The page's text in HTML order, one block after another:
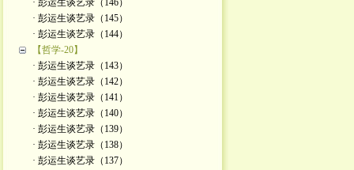
· 彭运生谈艺录（146）
· 彭运生谈艺录（145）
· 彭运生谈艺录（144）
【哲学-20】
· 彭运生谈艺录（143）
· 彭运生谈艺录（142）
· 彭运生谈艺录（141）
· 彭运生谈艺录（140）
· 彭运生谈艺录（139）
· 彭运生谈艺录（138）
· 彭运生谈艺录（137）